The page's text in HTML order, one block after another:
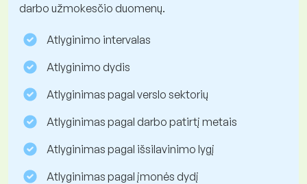
darbo užmokesčio duomenų.
Atlyginimo intervalas
Atlyginimo dydis
Atlyginimas pagal verslo sektorių
Atlyginimas pagal darbo patirtį metais
Atlyginimas pagal išsilavinimo lygį
Atlyginimas pagal įmonės dydį